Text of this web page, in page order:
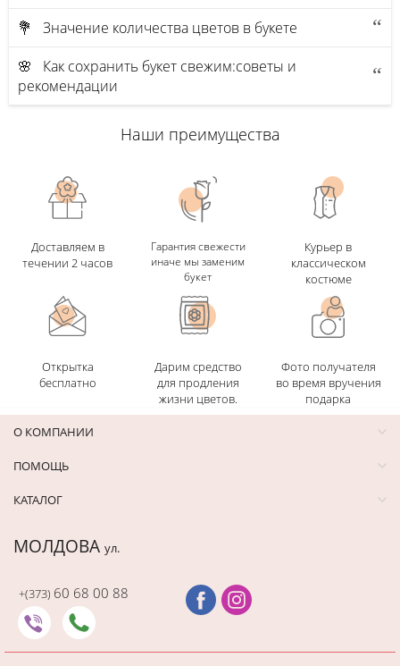
💐 Значение количества цветов в букете
🌸 Как сохранить букет свежим:советы и
рекомендации
Наши преимущества
Доставляем в
течении 2 часов
Гарантия свежести
иначе мы заменим
букет
Курьер в
классическом
костюме
Открытка
бесплатно
Дарим средство
для продления
жизни цветов.
Фото получателя
во время вручения
подарка
О КОМПАНИИ
ПОМОЩЬ
КАТАЛОГ
МОЛДОВА ул.
+(373) 60 68 00 88